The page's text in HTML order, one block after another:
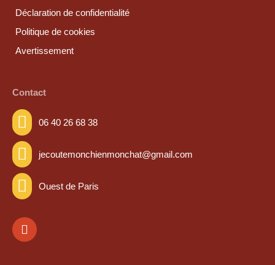
Déclaration de confidentialité
Politique de cookies
Avertissement
Contact
06 40 26 68 38
jecoutemonchienmonchat@gmail.com
Ouest de Paris